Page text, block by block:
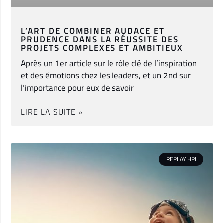
L’ART DE COMBINER AUDACE ET
PRUDENCE DANS LA RÉUSSITE DES
PROJETS COMPLEXES ET AMBITIEUX
Après un 1er article sur le rôle clé de l’inspiration
et des émotions chez les leaders, et un 2nd sur
l’importance pour eux de savoir
LIRE LA SUITE »
REPLAY HPI